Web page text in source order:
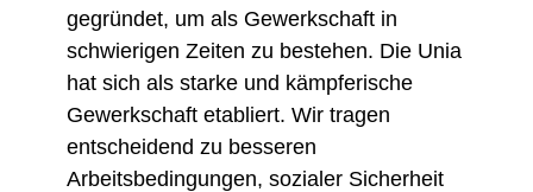
gegründet, um als Gewerkschaft in
schwierigen Zeiten zu bestehen. Die Unia
hat sich als starke und kämpferische
Gewerkschaft etabliert. Wir tragen
entscheidend zu besseren
Arbeitsbedingungen, sozialer Sicherheit